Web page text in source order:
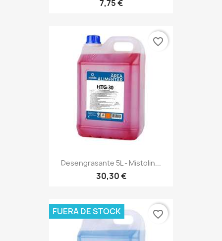
7,75 €
Desengrasante 5L - Mistolin...
30,30 €
favorite_border
FUERA DE STOCK favorite_border